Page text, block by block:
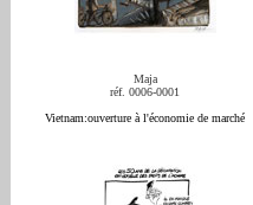
Maja
réf. 0006-0001
Vietnam:ouverture à l'économie de marché